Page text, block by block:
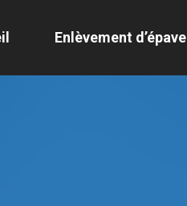
Enlèvement d’épave